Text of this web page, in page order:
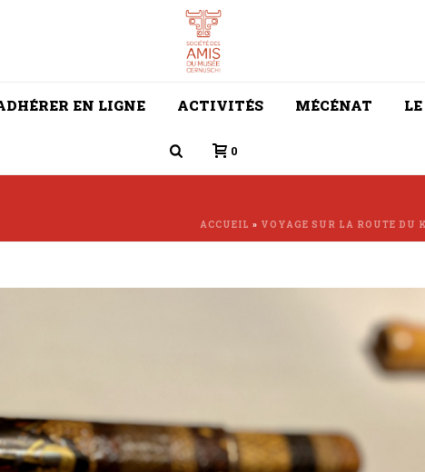
EN LIGNE ACTIVITÉS MÉCÉNAT
0
ACCUEIL » VOYAGE SUR LA ROUTE